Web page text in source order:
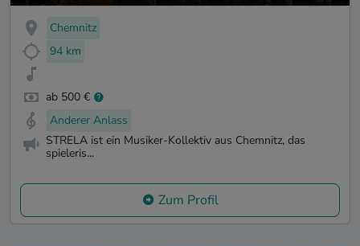
Chemnitz
94 km
ab 500 €
Anderer Anlass
STRELA ist ein Musiker-Kollektiv aus Chemnitz, das
spieleris...
Zum Profil